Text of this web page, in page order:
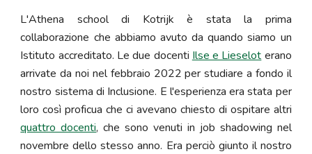
L'Athena school di Kotrijk è stata la prima
collaborazione che abbiamo avuto da quando siamo un
Istituto accreditato. Le due docenti Ilse e Lieselot erano
arrivate da noi nel febbraio 2022 per studiare a fondo il
nostro sistema di Inclusione. E l'esperienza era stata per
loro così proficua che ci avevano chiesto di ospitare altri
quattro docenti, che sono venuti in job shadowing nel
novembre dello stesso anno. Era perciò giunto il nostro